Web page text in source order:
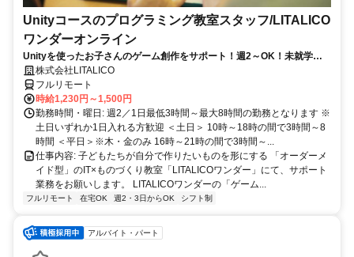
Unityコースのプログラミング教室スタッフ/LITALICO
ワンダーオンライン
Unityを使ったお子さんのゲーム創作をサポート！週2～OK！未就学～
高校生ためのオンライン教室♪
株式会社LITALICO
フルリモート
時給1,230円～1,500円
勤務時間・曜日: 週2／1日最低3時間～最大8時間の勤務となります ※
土日いずれか1日入れる方歓迎 ＜土日＞ 10時～18時の間で3時間～8
時間 ＜平日＞※木・金のみ 16時～21時の間で3時間～...
仕事内容: 子どもたちが自分で作りたいものを形にする 「オーダーメ
イド型」のIT×ものづくり教室「LITALICOワンダー」にて、サポート
業務をお願いします。 LITALICOワンダーの「ゲーム...
フルリモート 在宅OK 週2・3日からOK シフト制
アルバイト・パート